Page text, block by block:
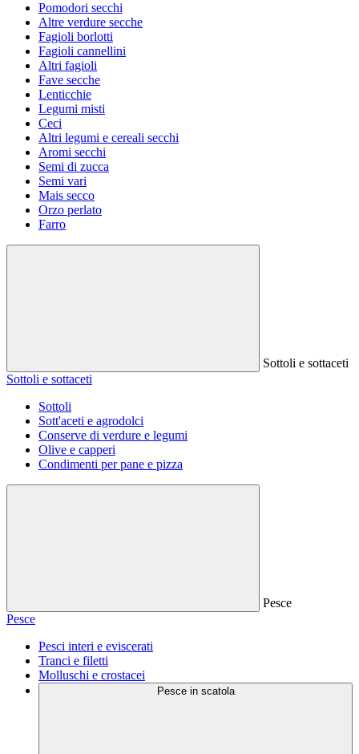
Pomodori secchi
Altre verdure secche
Fagioli borlotti
Fagioli cannellini
Altri fagioli
Fave secche
Lenticchie
Legumi misti
Ceci
Altri legumi e cereali secchi
Aromi secchi
Semi di zucca
Semi vari
Mais secco
Orzo perlato
Farro
Sottoli e sottaceti
Sottoli e sottaceti
Sottoli
Sott'aceti e agrodolci
Conserve di verdure e legumi
Olive e capperi
Condimenti per pane e pizza
Pesce
Pesce
Pesci interi e eviscerati
Tranci e filetti
Molluschi e crostacei
Pesce in scatola